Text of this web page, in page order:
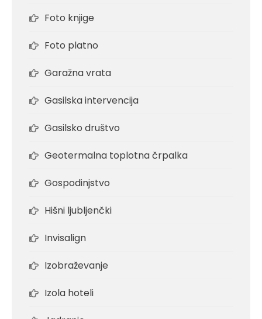
Foto knjige
Foto platno
Garažna vrata
Gasilska intervencija
Gasilsko društvo
Geotermalna toplotna črpalka
Gospodinjstvo
Hišni ljubljenčki
Invisalign
Izobraževanje
Izola hoteli